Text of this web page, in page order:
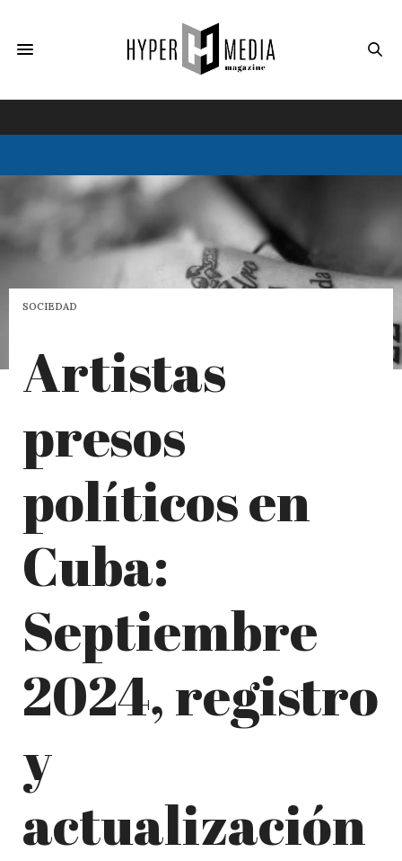
SOCIEDAD
Artistas
presos
políticos en
Cuba:
Septiembre
2024, registro
y
actualización